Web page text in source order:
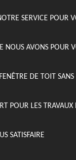
SERVICE POUR
NOUS AVONS POUR
DE TOIT
POUR LES
SATISFAIRE